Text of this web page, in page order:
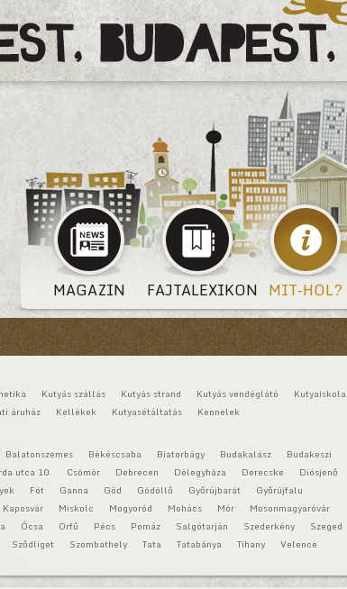
MAGAZIN FAJTALEXIKON MIT-HOL?
Kutyás szállás Kutyás strand Kutyás vendéglátó
Kutyaiskola
áruház Kellékek Kutyasétáltatás Kennelek
Balatonszemes Békéscsaba Biatorbágy Budakalász
Budakeszi
utca 10. Csömör Debrecen Délegyháza Derecske
Diósjenő
Fót Ganna Göd Gödöllő Győrújbarát
Győrújfalu
Kaposvár Miskolc Mogyoród Mohács Mór
Mosonmagyaróvár
Ócsa Orfű Pécs Pomáz Salgótarján Szederkény
Szeged
Sződliget Szombathely Tata Tatabánya Tihany
Velence